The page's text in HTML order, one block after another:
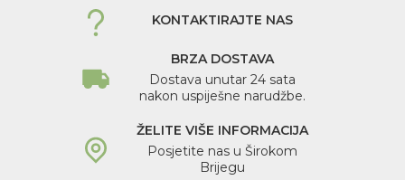
KONTAKTIRAJTE NAS
BRZA DOSTAVA
Dostava unutar 24 sata
nakon uspiješne narudžbe.
ŽELITE VIŠE INFORMACIJA
Posjetite nas u Širokom
Brijegu